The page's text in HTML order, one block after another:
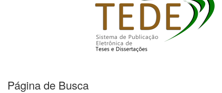
Página de Busca